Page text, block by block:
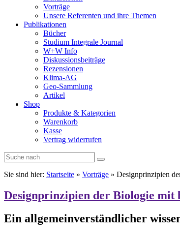
Vorträge
Unsere Referenten und ihre Themen
Publikationen
Bücher
Studium Integrale Journal
W+W Info
Diskussionsbeiträge
Rezensionen
Klima-AG
Geo-Sammlung
Artikel
Shop
Produkte & Kategorien
Warenkorb
Kasse
Vertrag widerrufen
Sie sind hier: Startseite » Vorträge » Designprinzipien
Designprinzipien der Biologie mit
Ein allgemeinverständlicher